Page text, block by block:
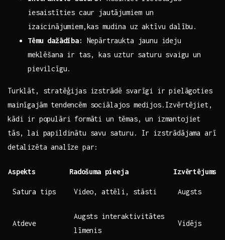
iesaistīties caur jautājumiem un
izaicinājumiem,kas mudina uz aktīvu dalību.
Tēmu dažādība:
Nepārtraukta jaunu ideju
⁣meklēšana ir tas, kas uztur saturu svaigu un
pievilcīgu.
Turklāt, stratēģijas izstrādē svarīgi ir⁣ pielāgoties
mainīgajām tendencēm sociālajos medijos.Izvērtējiet,
kādi ir populāri formāti un tēmas, un izmantojiet
tās, lai papildinātu savu saturu. Ir izstrādājama arī
detalizēta analīze par:
Aspekts Radošuma pieeja Izvērtējums
Satura tips Video, attēli, ‌stāsti Augsts
Atdeve
Augsts interaktivitātes
līmenis
Vidējs